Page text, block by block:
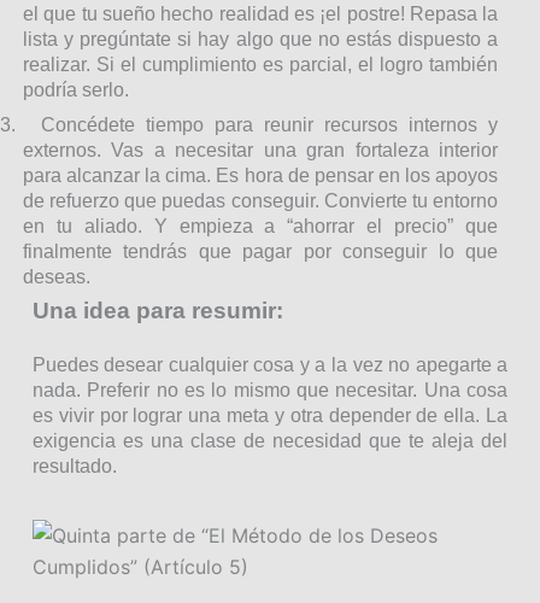
el que tu sueño hecho realidad es ¡el postre! Repasa la
lista y pregúntate si hay algo que no estás dispuesto a
realizar. Si el cumplimiento es parcial, el logro también
podría serlo.
3.
Concédete tiempo para reunir recursos internos y
externos. Vas a necesitar una gran fortaleza interior
para alcanzar la cima. Es hora de pensar en los apoyos
de refuerzo que puedas conseguir. Convierte tu entorno
en tu aliado. Y empieza a “ahorrar el precio” que
finalmente tendrás que pagar por conseguir lo que
deseas.
Una idea para resumir:
Puedes desear cualquier cosa y a la vez no apegarte a
nada. Preferir no es lo mismo que necesitar. Una cosa
es vivir por lograr una meta y otra depender de ella. La
exigencia es una clase de necesidad que te aleja del
resultado.